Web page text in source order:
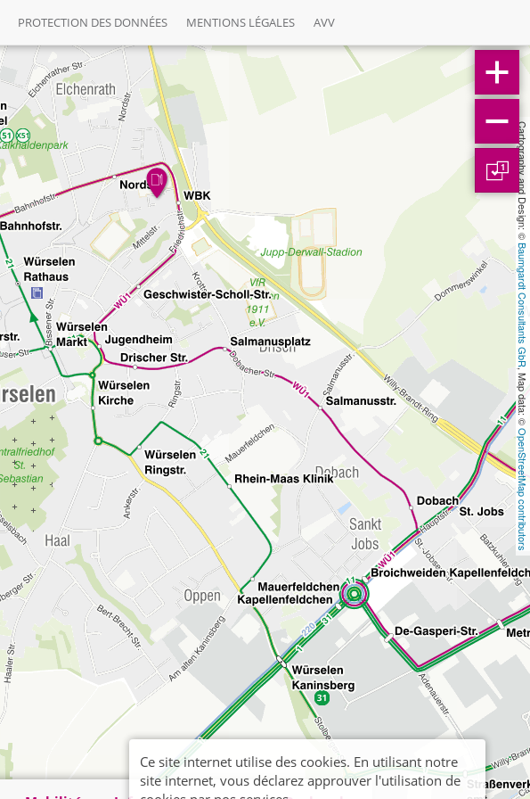
PROTECTION DES DONNÉES MENTIONS LÉGALES AVV
Cartography and Design: ©
Baumgardt Consultants GbR
, Map data: ©
OpenStreetMap contributors
1
Ce site internet utilise des cookies. En utilisant notre
site internet, vous déclarez approuver l'utilisation de